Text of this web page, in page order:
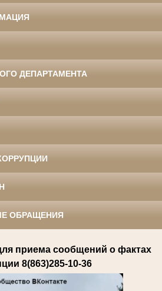
ДЕПАРТАМЕНТА
ОБРАЩЕНИЯ
приема сообщений о фактах
8(863)285-10-36